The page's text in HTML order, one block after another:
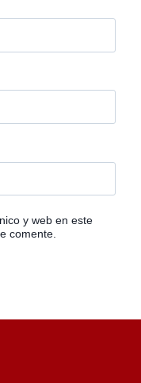
y web en este
comente.